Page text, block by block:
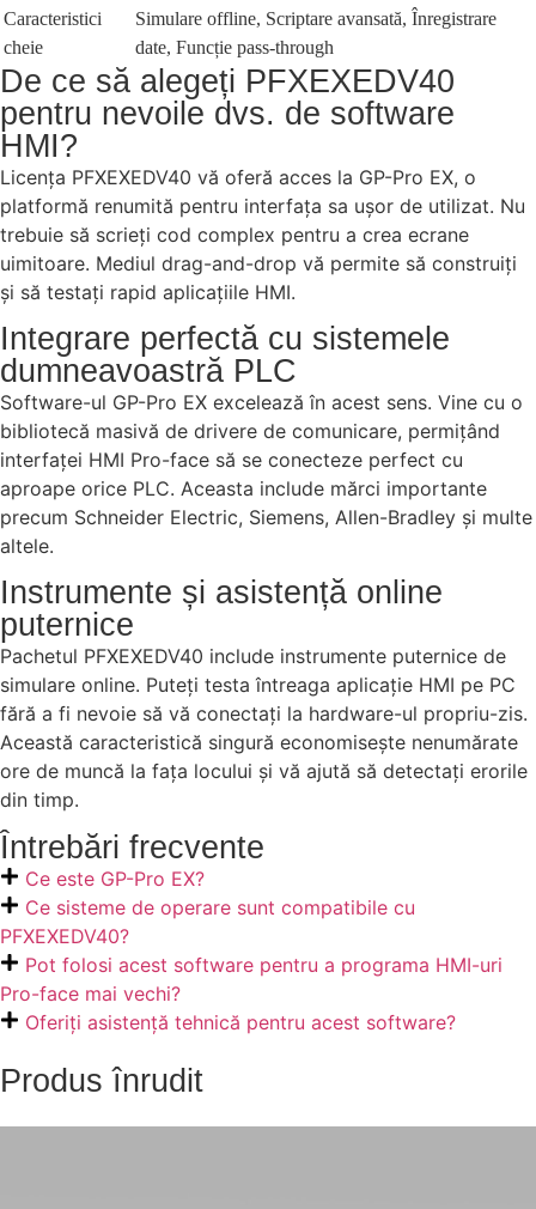
Caracteristici
cheie
Simulare offline, Scriptare avansată, Înregistrare
date, Funcție pass-through
De ce să alegeți PFXEXEDV40
pentru nevoile dvs. de software
HMI?
Licența PFXEXEDV40 vă oferă acces la GP-Pro EX, o
platformă renumită pentru interfața sa ușor de utilizat. Nu
trebuie să scrieți cod complex pentru a crea ecrane
uimitoare. Mediul drag-and-drop vă permite să construiți
și să testați rapid aplicațiile HMI.
Integrare perfectă cu sistemele
dumneavoastră PLC
Software-ul GP-Pro EX excelează în acest sens. Vine cu o
bibliotecă masivă de drivere de comunicare, permițând
interfaței HMI Pro-face să se conecteze perfect cu
aproape orice PLC. Aceasta include mărci importante
precum Schneider Electric, Siemens, Allen-Bradley și multe
altele.
Instrumente și asistență online
puternice
Pachetul PFXEXEDV40 include instrumente puternice de
simulare online. Puteți testa întreaga aplicație HMI pe PC
fără a fi nevoie să vă conectați la hardware-ul propriu-zis.
Această caracteristică singură economisește nenumărate
ore de muncă la fața locului și vă ajută să detectați erorile
din timp.
Întrebări frecvente
Ce este GP-Pro EX?
Ce sisteme de operare sunt compatibile cu
PFXEXEDV40?
Pot folosi acest software pentru a programa HMI-uri
Pro-face mai vechi?
Oferiți asistență tehnică pentru acest software?
Produs înrudit